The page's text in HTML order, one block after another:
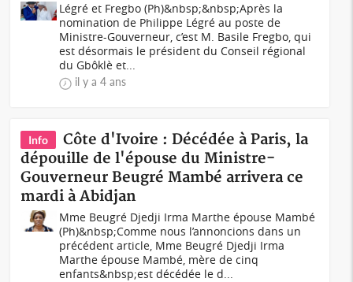
Légré et Fregbo (Ph)&nbsp;&nbsp;Après la
nomination de Philippe Légré au poste de
Ministre-Gouverneur, c’est M. Basile Fregbo, qui
est désormais le président du Conseil régional
du Gbôklè et...
il y a 4 ans
Info
Côte d'Ivoire : Décédée à Paris, la
dépouille de l'épouse du Ministre-
Gouverneur Beugré Mambé arrivera ce
mardi à Abidjan
Mme Beugré Djedji Irma Marthe épouse Mambé
(Ph)&nbsp;Comme nous l’annoncions dans un
précédent article, Mme Beugré Djedji Irma
Marthe épouse Mambé, mère de cinq
enfants&nbsp;est décédée le d...